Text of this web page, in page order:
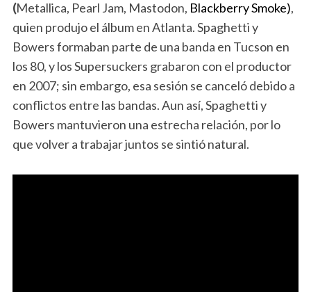
(Metallica, Pearl Jam, Mastodon, Blackberry Smoke),
quien produjo el álbum en Atlanta. Spaghetti y
Bowers formaban parte de una banda en Tucson en
los 80, y los Supersuckers grabaron con el productor
en 2007; sin embargo, esa sesión se canceló debido a
conflictos entre las bandas. Aun así, Spaghetti y
Bowers mantuvieron una estrecha relación, por lo
que volver a trabajar juntos se sintió natural.